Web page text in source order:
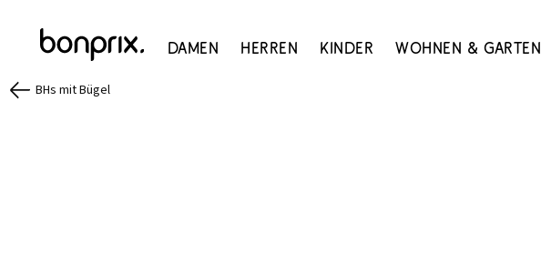
Damen Herren Kinder Wohnen & Garten
BHs mit Bügel